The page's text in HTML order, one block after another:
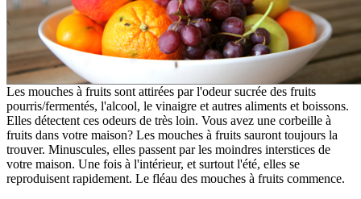
Les mouches à fruits sont attirées par l'odeur sucrée des fruits
pourris/fermentés, l'alcool, le vinaigre et autres aliments et boissons.
Elles détectent ces odeurs de très loin. Vous avez une corbeille à
fruits dans votre maison? Les mouches à fruits sauront toujours la
trouver. Minuscules, elles passent par les moindres interstices de
votre maison. Une fois à l'intérieur, et surtout l'été, elles se
reproduisent rapidement. Le fléau des mouches à fruits commence.